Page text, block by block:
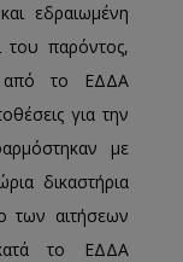
εδραιωμένη
του παρόντος,
από το ΕΔΔΑ
για την
με
δικαστήρια
των αιτήσεων
το ΕΔΔΑ